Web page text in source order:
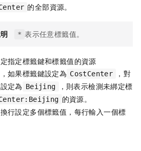
的全部資源。
* 表示任意標籤值。
指定標籤鍵和標籤值的資源
如果標籤鍵設定為 CostCenter
，對
定為 Beijing
，則表示檢測未綁定標
的資源。
行設定多個標籤值，每行輸入一個標